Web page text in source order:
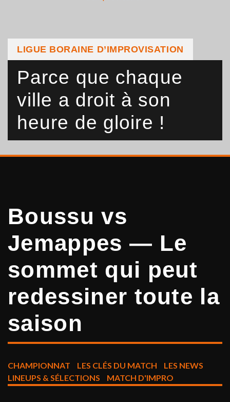
LIGUE BORAINE D’IMPROVISATION
Parce que chaque
ville a droit à son
heure de gloire !
Boussu vs
Jemappes — Le
sommet qui peut
redessiner toute la
saison
CHAMPIONNAT LES CLÉS DU MATCH
LES NEWS
LINEUPS & SÉLECTIONS
MATCH D'IMPRO